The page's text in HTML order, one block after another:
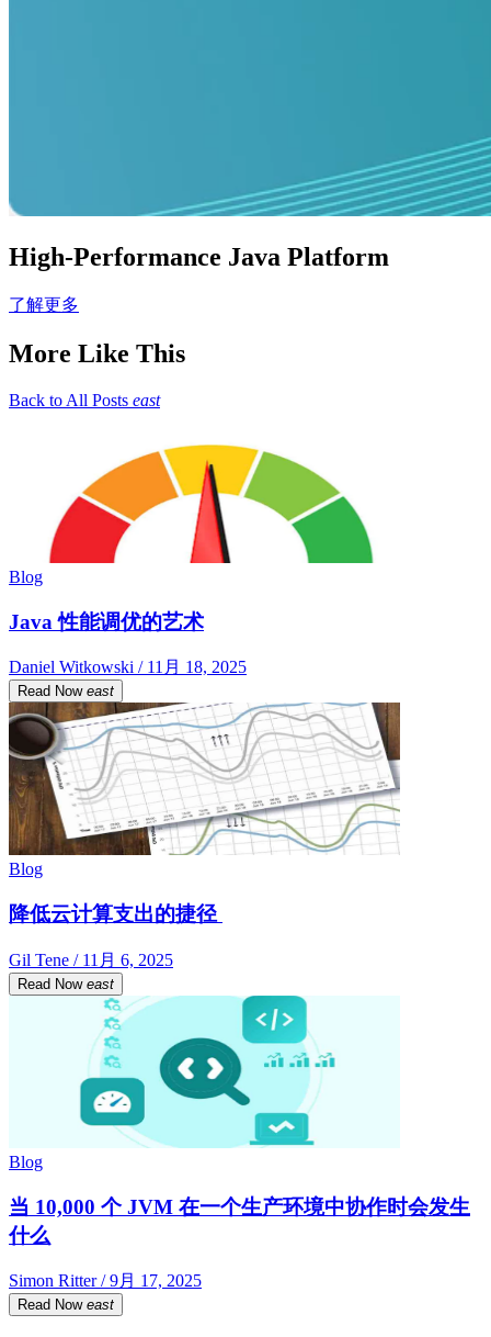
High-Performance Java Platform
了解更多
More Like This
Back to All Posts east
Blog
Java 性能调优的艺术
Daniel Witkowski / 11月 18, 2025
Read Now east
Blog
降低云计算支出的捷径
Gil Tene / 11月 6, 2025
Read Now east
Blog
当 10,000 个 JVM 在一个生产环境中协作时会发生
什么
Simon Ritter / 9月 17, 2025
Read Now east